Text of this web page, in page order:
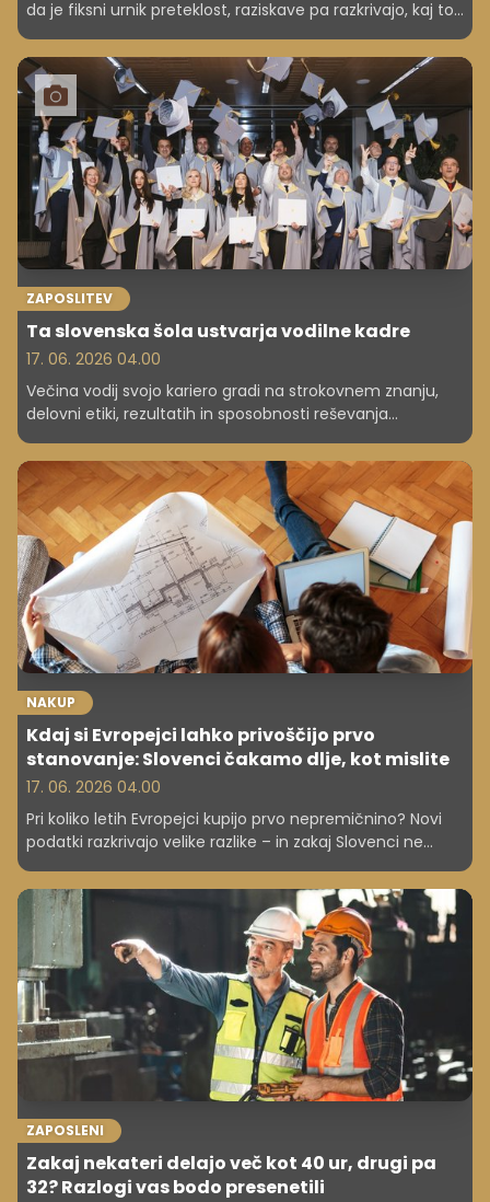
da je fiksni urnik preteklost, raziskave pa razkrivajo, kaj to
druga plat zgodbe.
ZAPOSLITEV
Ta slovenska šola ustvarja vodilne kadre
17. 06. 2026 04.00
Večina vodij svojo kariero gradi na strokovnem znanju,
delovni etiki, rezultatih in sposobnosti reševanja
in prevzemanje vse večje odgovornosti. Vendar se na
določeni točki kariere zgodi zanimiva sprememba. Izzivi
niso več zgolj strokovni ali operativni. Postanejo širši,
kompleksnejši in pogosto tudi bolj nepredvidljivi.
NAKUP
Kdaj si Evropejci lahko privoščijo prvo
stanovanje: Slovenci čakamo dlje, kot mislite
17. 06. 2026 04.00
Pri koliko letih Evropejci kupijo prvo nepremičnino? Novi
podatki razkrivajo velike razlike – in zakaj Slovenci ne
sodimo med najhitrejše.
ZAPOSLENI
Zakaj nekateri delajo več kot 40 ur, drugi pa
32? Razlogi vas bodo presenetili